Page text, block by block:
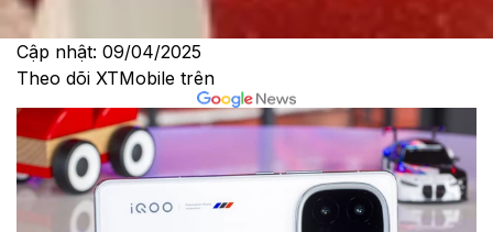
Ngày đăng:
09/04/2025
Cập nhật: 09/04/2025
Theo dõi XTMobile trên